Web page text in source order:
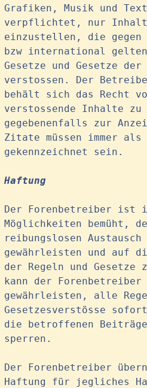
Grafiken, Musik und
verpflichtet, nur
einzustellen, die gegen
bzw international
Gesetze und Gesetze der
verstossen. Der
behält sich das Recht
verstossende Inhalte zu
gegebenenfalls zur
Zitate müssen immer als
gekennzeichnet sein.
Haftung
Der Forenbetreiber ist
Möglichkeiten bemüht,
reibungslosen Austausch
gewährleisten und auf
der Regeln und Gesetze
kann der
gewährleisten, alle
Gesetzesverstösse
die betroffenen
sperren.
Der Forenbetreiber
Haftung für jegliches